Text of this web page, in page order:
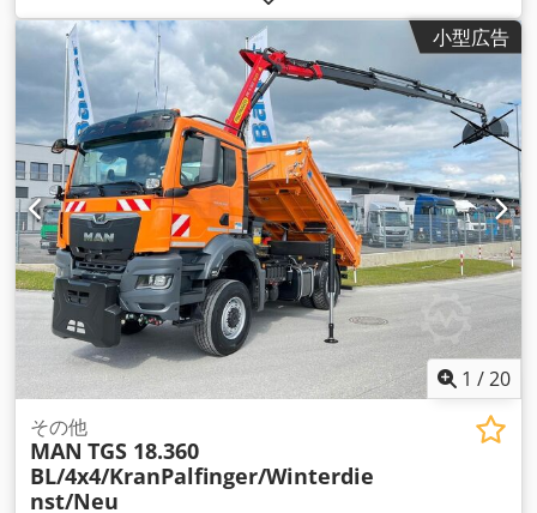
オートマチック, 荷室幅:2,450 mm, 荷室長:4,200 mm, 荷室
600 mm , 製造年: , 装備:ABS（アンチロック・ブレー
キ・システム）, エアコン, クレーン, パーキングヒーター, 全輪
駆動, 電子安定制御プログラム (ESP)
小型広告
1 /20
その他
MAN TGS 18.360
BL/4x4/KranPalfinger/Winterdie
nst/Neu